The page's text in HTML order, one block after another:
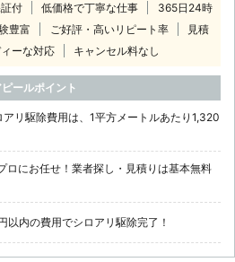
付 低価格で丁寧な仕事
365日24時
豊富 ご好評・高いリピート率
見積
ーな対応 キャンセル料なし
ピールポイント
リ駆除費用は、1平方メートルあたり1,320
ロにお任せ！業者探し・見積りは基本無料
以内の費用でシロアリ駆除完了！